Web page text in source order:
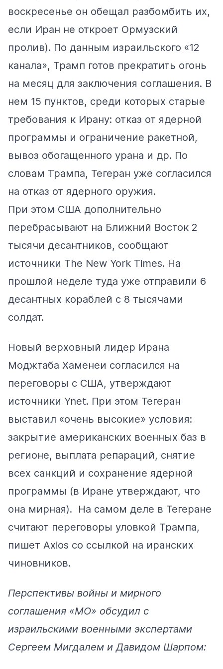
воскресенье он обещал разбомбить их,
если Иран не откроет Ормузский
пролив). По данным израильского «12
канала», Трамп готов прекратить огонь
на месяц для заключения соглашения. В
нем 15 пунктов, среди которых старые
требования к Ирану: отказ от ядерной
программы и ограничение ракетной,
вывоз обогащенного урана и др. По
словам Трампа, Тегеран уже согласился
на отказ от ядерного оружия.
При этом США дополнительно
перебрасывают на Ближний Восток 2
тысячи десантников, сообщают
источники The New York Times. На
прошлой неделе туда уже отправили 6
десантных кораблей с 8 тысячами
солдат.
Новый верховный лидер Ирана
Моджтаба Хаменеи согласился на
переговоры с США, утверждают
источники Ynet. При этом Тегеран
выставил «очень высокие» условия:
закрытие американских военных баз в
регионе, выплата репараций, снятие
всех санкций и сохранение ядерной
программы (в Иране утверждают, что
она мирная). На самом деле в Тегеране
считают переговоры уловкой Трампа,
пишет Axios со ссылкой на иранских
чиновников.
Перспективы войны и мирного
соглашения «МО» обсудил с
израильскими военными экспертами
Сергеем Мигдалем и Давидом Шарпом: